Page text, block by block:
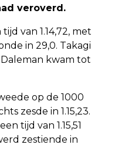
veroverd.
van 1.14,72, met
in 29,0. Takagi
Daleman kwam tot
op de 1000
zesde in 1.15,23.
tijd van 1.15,51
zestiende in